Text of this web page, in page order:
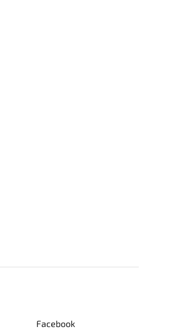
Facebook